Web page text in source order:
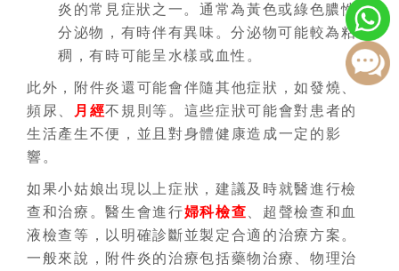
炎的常見症狀之一。通常為黃色或綠色膿性
分泌物，有時伴有異味。分泌物可能較為粘
稠，有時可能呈水樣或血性。
此外，附件炎還可能會伴隨其他症狀，如發燒、
頻尿、
月經不規則等。這些症狀可能會對患者的
生活產生不便，並且對身體健康造成一定的影
響。
如果小姑娘出現以上症狀，建議及時就醫進行檢
查和治療。醫生會進行婦科檢查 、超聲檢查和血
液檢查等，以明確診斷並製定合適的治療方案。
一般來說，附件炎的治療包括藥物治療、物理治